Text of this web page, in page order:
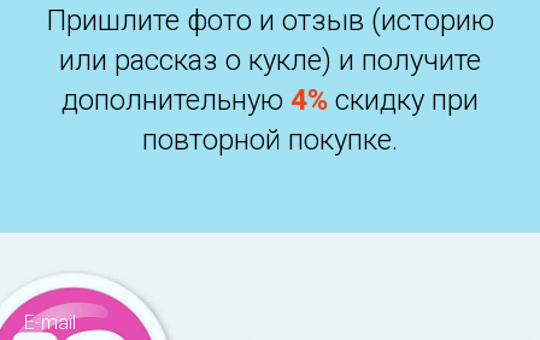
Пришлите фото и отзыв (историю
или рассказ о кукле) и получите
дополнительную 4% скидку при
повторной покупке.
E-mail